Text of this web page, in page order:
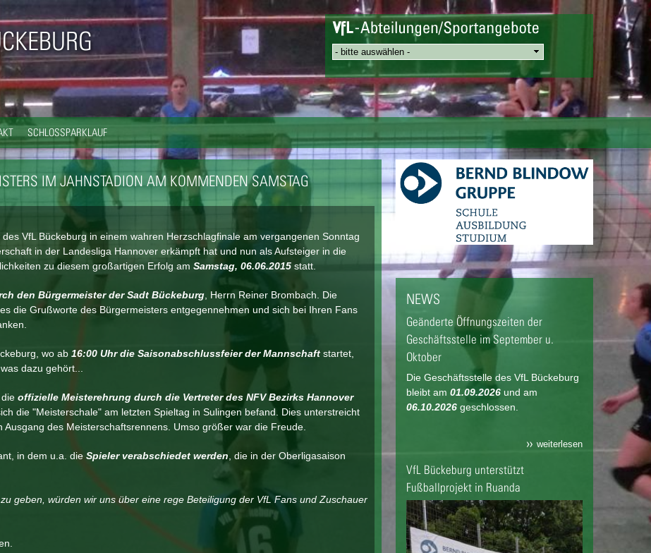
Direkt
zum
Inhalt
SCHLOSSPARKLAUF
IM JAHNSTADION AM KOMMENDEN SAMSTAG
VfL Bückeburg in einem wahren Herzschlagfinale am vergangenen Sonntag
in der Landesliga Hannover erkämpft hat und nun als Aufsteiger in die
zu diesem großartigen Erfolg am Samstag, 06.06.2015 statt.
den Bürgermeister der Sadt Bückeburg , Herrn Reiner Brombach. Die
die Grußworte des Bürgermeisters entgegennehmen und sich bei Ihren Fans
wo ab 16:00 Uhr die Saisonabschlussfeier der Mannschaft startet,
dazu gehört...
offizielle Meisterehrung durch die Vertreter des NFV Bezirks Hannover
die "Meisterschale" am letzten Spieltag in Sulingen befand. Dies unterstreicht
des Meisterschaftsrennens. Umso größer war die Freude.
in dem u.a. die Spieler verabschiedet werden , die in der Oberligasaison
geben, würden wir uns über eine rege Beteiligung der VfL Fans und Zuschauer
NEWS
Geänderte Öffnungszeiten der
Geschäftsstelle im September u.
Oktober
Die Geschäftsstelle des VfL Bückeburg
bleibt am 01.09.2026 und am
06.10.2026 geschlossen.
weiterlesen
VfL Bückeburg unterstützt
Fußballprojekt in Ruanda